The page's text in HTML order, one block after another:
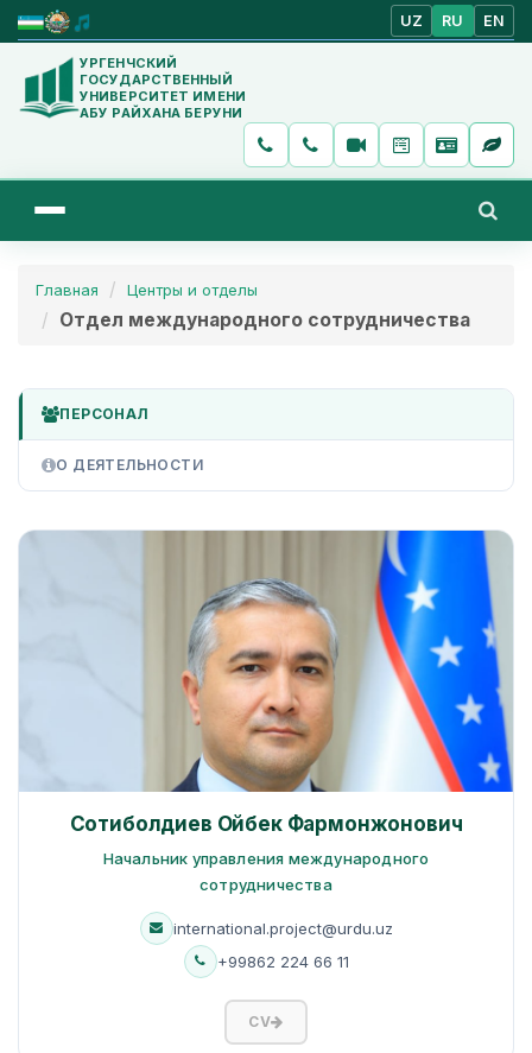
UZ RU EN
УРГЕНЧСКИЙ
ГОСУДАРСТВЕННЫЙ
УНИВЕРСИТЕТ ИМЕНИ
АБУ РАЙХАНА БЕРУНИ
Главная Центры и отделы
Отдел международного сотрудничества
ПЕРСОНАЛ
О ДЕЯТЕЛЬНОСТИ
Сотиболдиев Ойбек Фармонжонович
Начальник управления международного
сотрудничества
international.project@urdu.uz
+99862 224 66 11
CV